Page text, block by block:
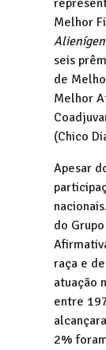
Melhor
seis
de
Melhor
(Chico
Apesar
do
raça e
atuação
entre
2%